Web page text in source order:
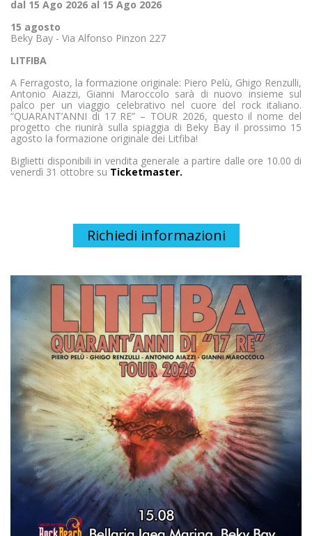
I cookie necessari contribuiscono a rendere fruibile il sito
pagina, l'accesso alle aree protette e a raccogliere dati sul
percorso di navigazione.
Il sito non può funzionare correttamente senza questi
cookie e non richiedono il tuo consenso.
Vedi la lista completa
Statistici
I cookie statistici aiutano i proprietari del sito web a capire
come i visitatori interagiscono, raccogliendo e
trasmettendo informazioni in forma anonima.
Vedi la lista completa
Marketing
dal 15 Ago 2026 al 15 Ago 2026
15 agosto
Beky Bay - ​Via Alfonso Pinzon 227
LITFIBA
A Ferragosto, la formazione originale: Piero Pelù, Ghigo Renzulli,
Antonio Aiazzi, Gianni Maroccolo sarà di nuovo insieme sul
palco per un viaggio celebrativo nel cuore del rock italiano.
“QUARANT’ANNI di 17 RE” – TOUR 2026, questo il nome del
progetto che riunirà sulla spiaggia di Beky Bay il prossimo 15
agosto la formazione originale dei Litfiba!
Biglietti disponibili in vendita generale a partire dalle ore 10.00 di
venerdì 31 ottobre su Ticketmaster.
Richiedi informazioni